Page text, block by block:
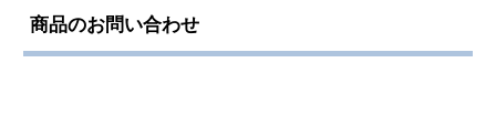
商品のお問い合わせ